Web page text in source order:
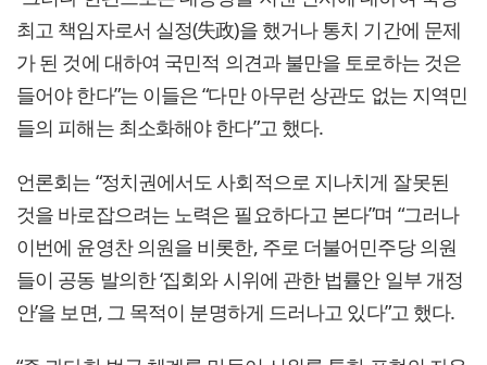
최고 책임자로서 실정(失政)을 했거나 통치 기간에 문제
가 된 것에 대하여 국민적 의견과 불만을 토로하는 것은
들어야 한다”는 이들은 “다만 아무런 상관도 없는 지역민
들의 피해는 최소화해야 한다”고 했다.
언론회는 “정치권에서도 사회적으로 지나치게 잘못된
것을 바로잡으려는 노력은 필요하다고 본다”며 “그러나
이번에 윤영찬 의원을 비롯한, 주로 더불어민주당 의원
들이 공동 발의한 ‘집회와 시위에 관한 법률안 일부 개정
안’을 보면, 그 목적이 분명하게 드러나고 있다”고 했다.